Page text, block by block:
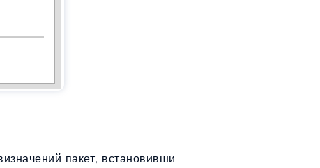
пакет, встановивши